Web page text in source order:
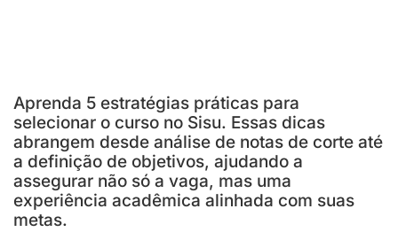
Aprenda 5 estratégias práticas para
selecionar o curso no Sisu. Essas dicas
abrangem desde análise de notas de corte até
a definição de objetivos, ajudando a
assegurar não só a vaga, mas uma
experiência acadêmica alinhada com suas
metas.